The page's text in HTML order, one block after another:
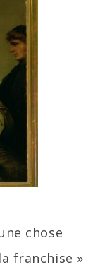
chose
franchise »